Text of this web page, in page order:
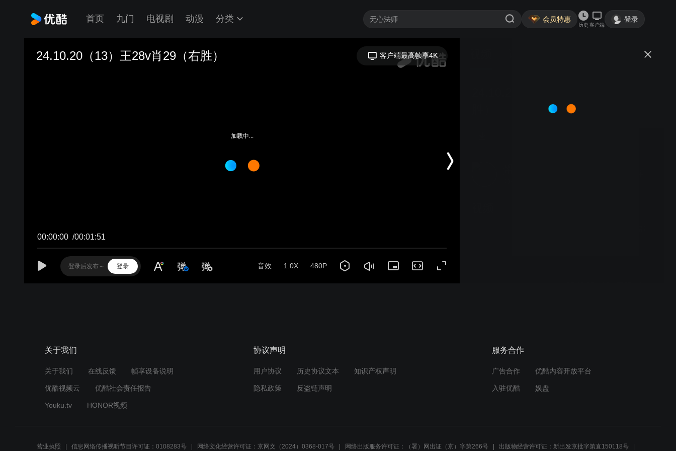
首页 九门 电视剧 动漫 分类 会员特惠
历史 客户端
登录
24.10.20（13）王28v肖29（右胜） 客户端最高帧享4K
00:00:00 /00:01:51
登录 音效 1.0X 480P
加载中...
关于我们
关于我们 在线反馈 帧享设备说明
优酷视频云 优酷社会责任报告
Youku.tv HONOR视频
协议声明
用户协议 历史协议文本 知识产权声明
隐私政策 反盗链声明
服务合作
广告合作 优酷内容开放平台
入驻优酷 娱盘
营业执照 信息网络传播视听节目许可证：0108283号 网络文化经营许可证：京网文（2024）0368-017号 网络出版服务许可证：（署）网出证（京）字第266号 出版物经营许可证：新出发京批字第直150118号